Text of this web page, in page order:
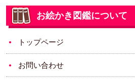
お絵かき図鑑について
トップページ
お問い合わせ